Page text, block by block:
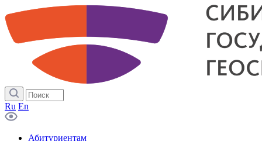
Ru En
Абитуриентам